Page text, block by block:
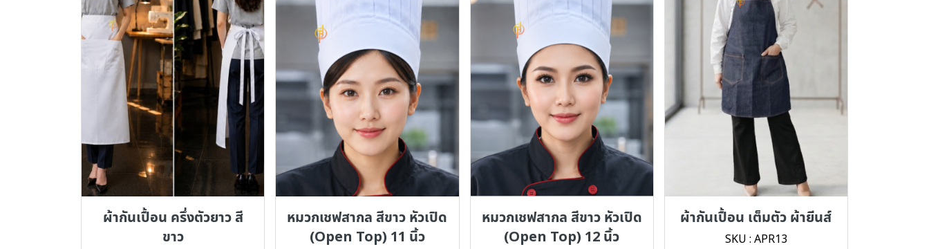
ผ้ากันเปื้อน ครึ่งตัวยาว สี
ขาว
หมวกเชฟสากล สีขาว หัวเปิด
(Open Top) 11 นิ้ว
หมวกเชฟสากล สีขาว หัวเปิด
(Open Top) 12 นิ้ว
ผ้ากันเปื้อน เต็มตัว ผ้ายีนส์
SKU : APR13